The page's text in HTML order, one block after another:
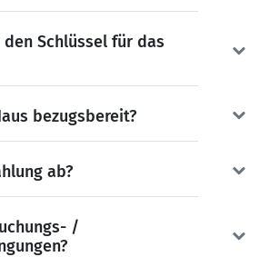
Schlüssel für das
bezugsbereit?
ab?
/